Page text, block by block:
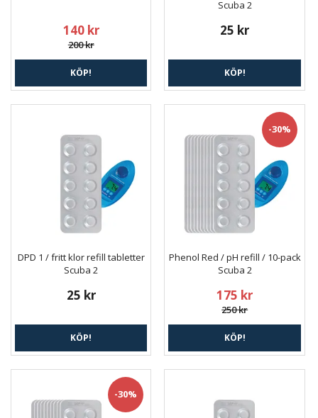
140 kr
200 kr
KÖP!
Scuba 2
25 kr
KÖP!
DPD 1 / fritt klor refill tabletter
Scuba 2
25 kr
KÖP!
-30%
Phenol Red / pH refill / 10-pack
Scuba 2
175 kr
250 kr
KÖP!
-30%